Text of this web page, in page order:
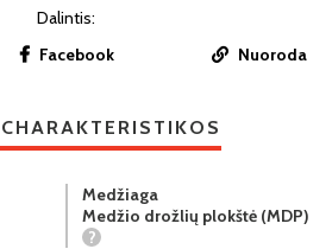
Dalintis:
Facebook Nuoroda
Medžiaga
Medžio drožlių plokštė (MDP)
?